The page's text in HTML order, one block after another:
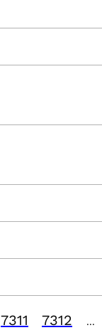
7311 7312